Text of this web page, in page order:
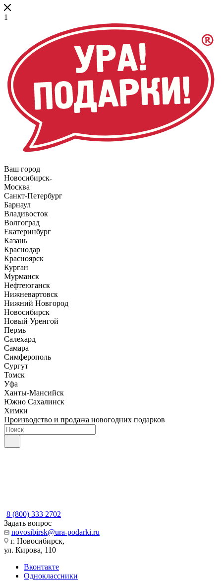
1
Ваш город
Новосибирск
Москва
Санкт-Петербург
Барнаул
Владивосток
Волгоград
Екатеринбург
Казань
Краснодар
Красноярск
Курган
Мурманск
Нефтеюганск
Нижневартовск
Нижний Новгород
Новосибирск
Новый Уренгой
Пермь
Салехард
Самара
Симферополь
Сургут
Томск
Уфа
Ханты-Мансийск
Южно Сахалинск
Химки
Производство и продажа новогодних подарков
8 (800) 333 2702
Задать вопрос
novosibirsk@ura-podarki.ru
г. Новосибирск,
ул. Кирова, 110
Вконтакте
Одноклассники